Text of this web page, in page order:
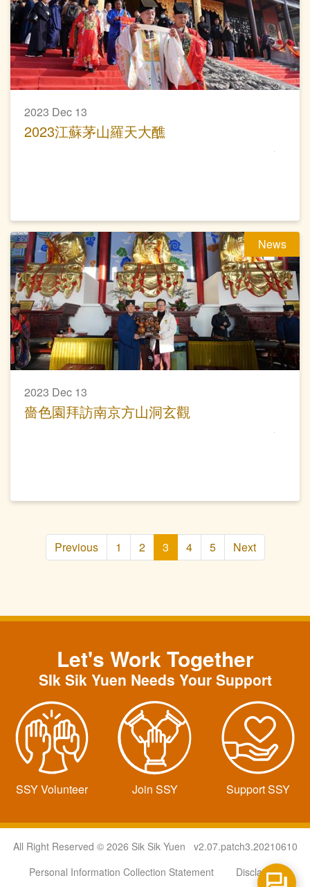
2023 Dec 13
2023江蘇茅山羅天大醮
News
2023 Dec 13
嗇色園拜訪南京方山洞玄觀
Previous 1 2 3 4 5 Next
Let's Work Together
SIk Sik Yuen Needs Your Support
SSY Volunteer Join SSY Support SSY
All Right Reserved © 2026 Sik Sik Yuen v2.07.patch3.20210610
Personal Information Collection Statement
Disclaimer